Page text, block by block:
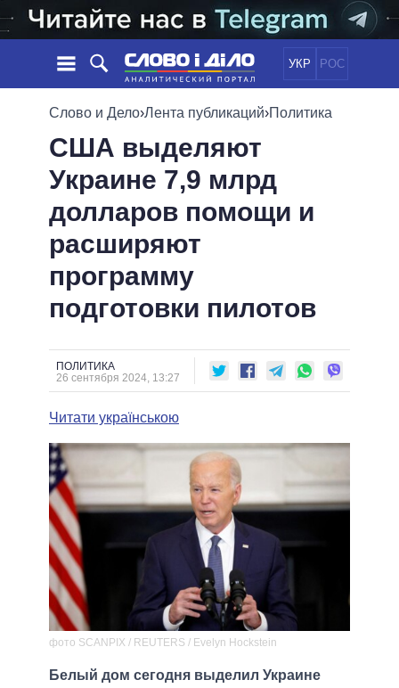
УКР РОС
НОВОСТИ
ЛЕНТА
СОБЫТИЯ
СТАТЬИ
ОБЗОРЫ
ДАЙДЖЕСТЫ
ПОЛИТИКА
ЭКОНОМИКА
ОБЩЕСТВО
ОБЕЩАНИЯ
ПОЛИТИКИ
ВСЕ ПОЛИТИКИ
ПРЕЗИДЕНТ И ОФИС
ВЕРХОВНАЯ РАДА
КАБИНЕТ МИНИСТРОВ
МЭРЫ
ВСЕ ПЕРСОНЫ
ВИДЕО
ПОДДЕРЖАТЬ
СРАВНЕНИЕ ПОЛИТИКОВ
Слово и Дело›Лента публикаций›Политика
США выделяют
Украине 7,9 млрд
долларов помощи и
расширяют
программу
подготовки пилотов
ПОЛИТИКА
26 сентября 2024, 13:27
Читати українською
фото SCANPIX / REUTERS / Evelyn Hockstein
Белый дом сегодня выделил Украине